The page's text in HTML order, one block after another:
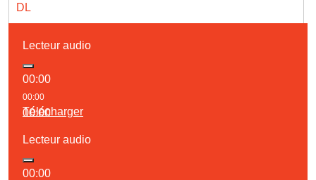
DL
Lecteur audio
00:00
00:00
00:00
Télécharger
Lecteur audio
00:00